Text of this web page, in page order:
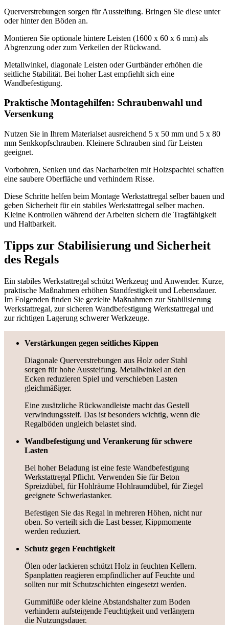
Querverstrebungen sorgen für Aussteifung. Bringen Sie diese unter
oder hinter den Böden an.
Montieren Sie optionale hintere Leisten (1600 x 60 x 6 mm) als
Abgrenzung oder zum Verkeilen der Rückwand.
Metallwinkel, diagonale Leisten oder Gurtbänder erhöhen die
seitliche Stabilität. Bei hoher Last empfiehlt sich eine
Wandbefestigung.
Praktische Montagehilfen: Schraubenwahl und
Versenkung
Nutzen Sie in Ihrem Materialset ausreichend 5 x 50 mm und 5 x 80
mm Senkkopfschrauben. Kleinere Schrauben sind für Leisten
geeignet.
Vorbohren, Senken und das Nacharbeiten mit Holzspachtel schaffen
eine saubere Oberfläche und verhindern Risse.
Diese Schritte helfen beim Montage Werkstattregal selber bauen und
geben Sicherheit für ein stabiles Werkstattregal selber machen.
Kleine Kontrollen während der Arbeiten sichern die Tragfähigkeit
und Haltbarkeit.
Tipps zur Stabilisierung und Sicherheit
des Regals
Ein stabiles Werkstattregal schützt Werkzeug und Anwender. Kurze,
praktische Maßnahmen erhöhen Standfestigkeit und Lebensdauer.
Im Folgenden finden Sie gezielte Maßnahmen zur Stabilisierung
Werkstattregal, zur sicheren Wandbefestigung Werkstattregal und
zur richtigen Lagerung schwerer Werkzeuge.
Verstärkungen gegen seitliches Kippen
Diagonale Querverstrebungen aus Holz oder Stahl
sorgen für hohe Aussteifung. Metallwinkel an den
Ecken reduzieren Spiel und verschieben Lasten
gleichmäßiger.
Eine zusätzliche Rückwandleiste macht das Gestell
verwindungssteif. Das ist besonders wichtig, wenn die
Regalböden ungleich belastet sind.
Wandbefestigung und Verankerung für schwere
Lasten
Bei hoher Beladung ist eine feste Wandbefestigung
Werkstattregal Pflicht. Verwenden Sie für Beton
Spreizdübel, für Hohlräume Hohlraumdübel, für Ziegel
geeignete Schwerlastanker.
Befestigen Sie das Regal in mehreren Höhen, nicht nur
oben. So verteilt sich die Last besser, Kippmomente
werden reduziert.
Schutz gegen Feuchtigkeit
Ölen oder lackieren schützt Holz in feuchten Kellern.
Spanplatten reagieren empfindlicher auf Feuchte und
sollten nur mit Schutzschichten eingesetzt werden.
Gummifüße oder kleine Abstandshalter zum Boden
verhindern aufsteigende Feuchtigkeit und verlängern
die Nutzungsdauer.